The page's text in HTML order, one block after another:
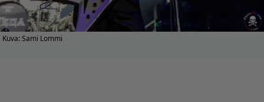
Kuva: Sami Lommi